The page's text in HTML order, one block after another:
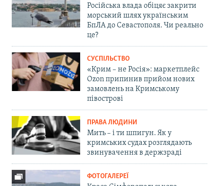
Російська влада обіцяє закрити
морський шлях українським
БпЛА до Севастополя. Чи реально
це?
СУСПІЛЬСТВО
«Крим – не Росія»: маркетплейс
Ozon припинив прийом нових
замовлень на Кримському
півострові
ПРАВА ЛЮДИНИ
Мить – і ти шпигун. Як у
кримських судах розглядають
звинувачення в держзраді
ФОТОГАЛЕРЕЇ